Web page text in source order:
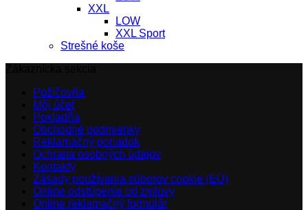
XXL
LOW
XXL Sport
Strešné koše
Požičovňa
Môj účet
Pokladňa
Obchodné podmienky
Reklamačný poriadok
Ochrana osobných údajov
Kontakty
Zásady používania súborov cookie (EÚ)
Online odstúpenie od zmluvy
Online reklamačný formulár